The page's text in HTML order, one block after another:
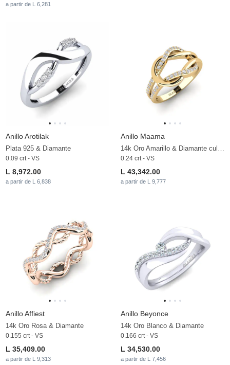
a partir de L 6,281
Anillo Arotilak
Plata 925 & Diamante
0.09 crt - VS
L 8,972.00
a partir de L 6,838
Anillo Maama
0.24 crt - VS
L 43,342.00
a partir de L 9,777
Anillo Affiest
14k Oro Rosa & Diamante
0.155 crt - VS
L 35,409.00
a partir de L 9,313
Anillo Beyonce
14k Oro Blanco & Diamante
0.166 crt - VS
L 34,530.00
a partir de L 7,456